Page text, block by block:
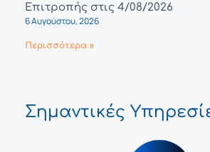
Επιτροπής στις 4/08/2026
6 Αυγούστου, 2026
Περισσότερα »
Σημαντικές